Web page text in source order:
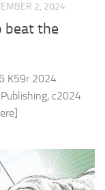
2, 2024
beat the
K59r 2024
c2024
here]